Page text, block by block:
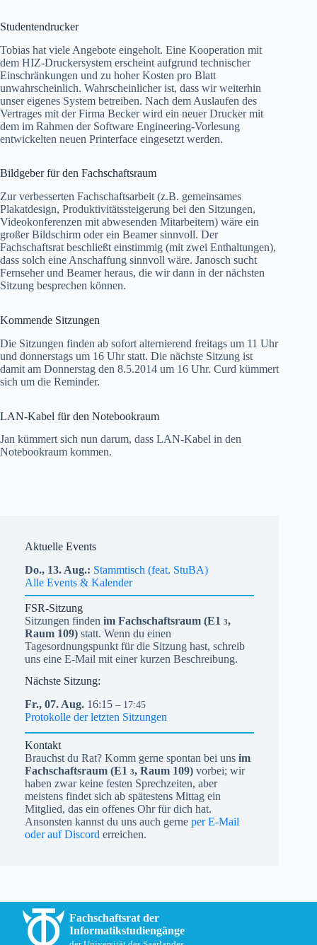
Studentendrucker
Tobias hat viele Angebote eingeholt. Eine Kooperation mit
dem HIZ-Druckersystem erscheint aufgrund technischer
Einschränkungen und zu hoher Kosten pro Blatt
unwahrscheinlich. Wahrscheinlicher ist, dass wir weiterhin
unser eigenes System betreiben. Nach dem Auslaufen des
Vertrages mit der Firma Becker wird ein neuer Drucker mit
dem im Rahmen der Software Engineering-Vorlesung
entwickelten neuen Printerface eingesetzt werden.
Bildgeber für den Fachschaftsraum
Zur verbesserten Fachschaftsarbeit (z.B. gemeinsames
Plakatdesign, Produktivitätssteigerung bei den Sitzungen,
Videokonferenzen mit abwesenden Mitarbeitern) wäre ein
großer Bildschirm oder ein Beamer sinnvoll. Der
Fachschaftsrat beschließt einstimmig (mit zwei Enthaltungen),
dass solch eine Anschaffung sinnvoll wäre. Janosch sucht
Fernseher und Beamer heraus, die wir dann in der nächsten
Sitzung besprechen können.
Kommende Sitzungen
Die Sitzungen finden ab sofort alternierend freitags um 11 Uhr
und donnerstags um 16 Uhr statt. Die nächste Sitzung ist
damit am Donnerstag den 8.5.2014 um 16 Uhr. Curd kümmert
sich um die Reminder.
LAN-Kabel für den Notebookraum
Jan kümmert sich nun darum, dass LAN-Kabel in den
Notebookraum kommen.
Aktuelle Events
Do., 13. Aug. Stammtisch (feat. StuBA)
Alle Events & Kalender
FSR-Sitzung
Sitzungen finden im Fachschaftsraum (E1 3,
Raum 109) statt. Wenn du einen
Tagesordnungspunkt für die Sitzung hast, schreib
uns eine E-Mail mit einer kurzen Beschreibung.
Nächste Sitzung:
Fr., 07. Aug. 16:15 – 17:45
Protokolle der letzten Sitzungen
Kontakt
Brauchst du Rat? Komm gerne spontan bei uns im
Fachschaftsraum (E1 3, Raum 109) vorbei; wir
haben zwar keine festen Sprechzeiten, aber
meistens findet sich ab spätestens Mittag ein
Mitglied, das ein offenes Ohr für dich hat.
Ansonsten kannst du uns auch gerne per E-Mail
oder auf Discord erreichen.
Fachschaftsrat der
Informatikstudiengänge